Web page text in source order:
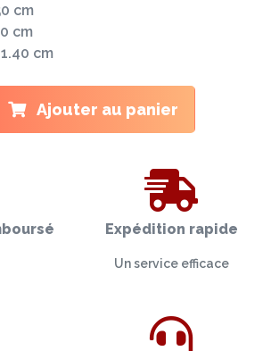
cm
cm
cm
Ajouter au panier
Expédition rapide
Un service efficace